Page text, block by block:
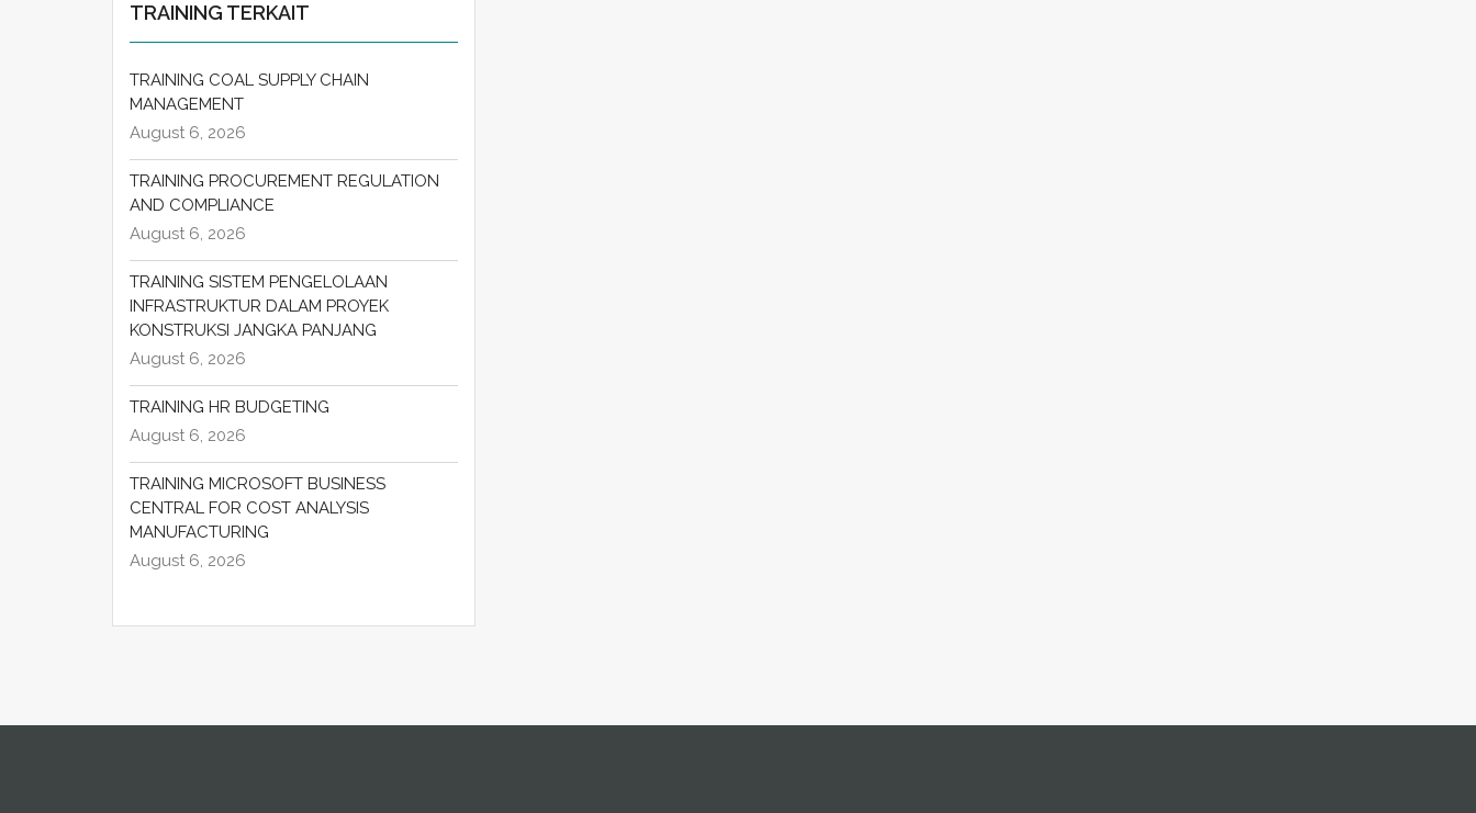
TRAINING TERKAIT
TRAINING COAL SUPPLY CHAIN
MANAGEMENT
August 6, 2026
TRAINING PROCUREMENT REGULATION
AND COMPLIANCE
August 6, 2026
TRAINING SISTEM PENGELOLAAN
INFRASTRUKTUR DALAM PROYEK
KONSTRUKSI JANGKA PANJANG
August 6, 2026
TRAINING HR BUDGETING
August 6, 2026
TRAINING MICROSOFT BUSINESS
CENTRAL FOR COST ANALYSIS
MANUFACTURING
August 6, 2026